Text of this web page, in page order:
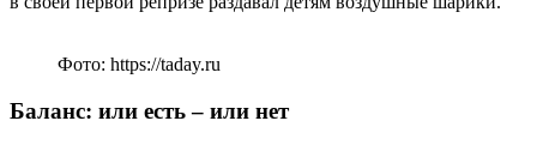
Фото: https://taday.ru
Баланс: или есть – или нет